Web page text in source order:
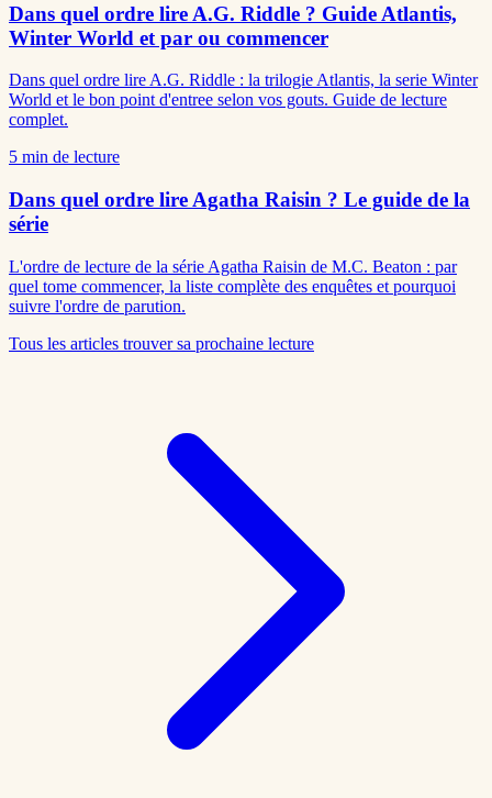
Dans quel ordre lire A.G. Riddle ? Guide Atlantis,
Winter World et par ou commencer
Dans quel ordre lire A.G. Riddle : la trilogie Atlantis, la serie Winter
World et le bon point d'entree selon vos gouts. Guide de lecture
complet.
5 min de lecture
Dans quel ordre lire Agatha Raisin ? Le guide de la
série
L'ordre de lecture de la série Agatha Raisin de M.C. Beaton : par
quel tome commencer, la liste complète des enquêtes et pourquoi
suivre l'ordre de parution.
Tous les articles trouver sa prochaine lecture